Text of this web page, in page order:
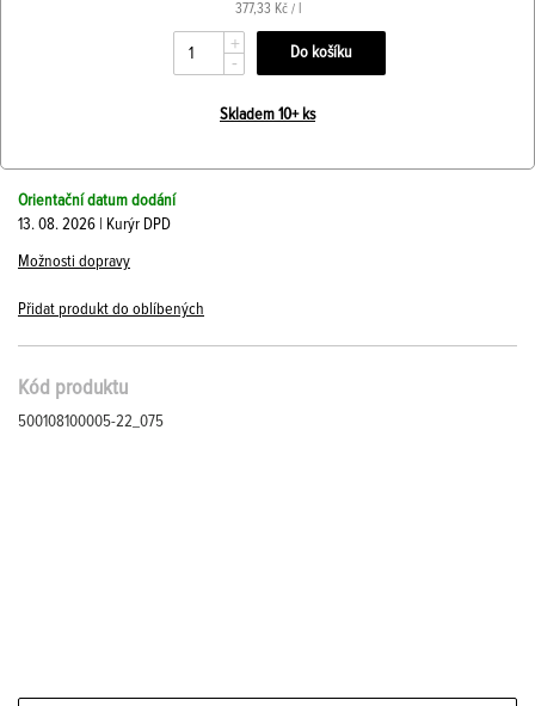
377,33 Kč / l
+
-
Skladem 10+ ks
Orientační datum dodání
13. 08. 2026 | Kurýr DPD
Možnosti dopravy
Přidat produkt do oblíbených
Kód produktu
500108100005-22_075